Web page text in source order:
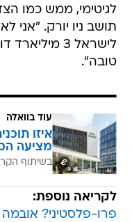
לגיטימי, ממש כמו
תושב ניו יורק. "אני
לישראל 3
טובה".
עוד בוואלה
איזו
מציעה
בשיתוף
לקריאה נוספת: